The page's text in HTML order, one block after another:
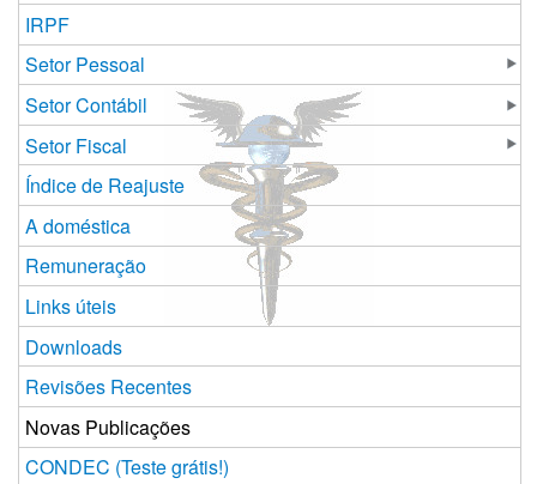
IRPF
Setor Pessoal
Setor Contábil
Setor Fiscal
Índice de Reajuste
A doméstica
Remuneração
Links úteis
Downloads
Revisões Recentes
Novas Publicações
CONDEC (Teste grátis!)